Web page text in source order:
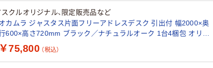
クルオリジナル、限定販売品など
カムラ ジャスタス片面フリーアドレスデスク 引出付 幅2000×奥
600×高さ720mm ブラック／ナチュラルオーク 1台4梱包 オリジ
ナル
￥75,800 （税込）